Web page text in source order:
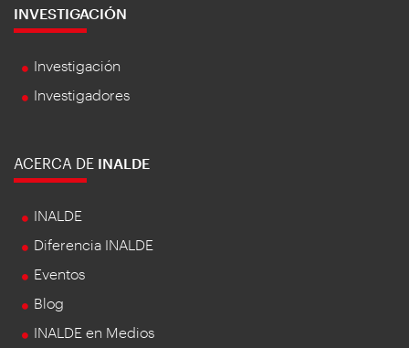
INVESTIGACIÓN
Investigación
Investigadores
ACERCA DE INALDE
INALDE
Diferencia INALDE
Eventos
Blog
INALDE en Medios